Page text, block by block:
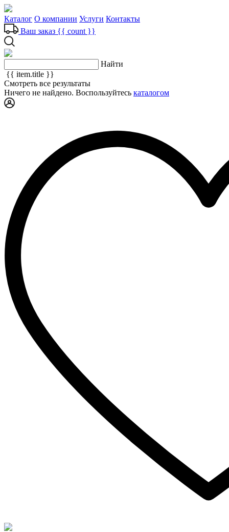
Каталог О компании Услуги Контакты
Ваш заказ {{ count }}
Найти
{{ item.title }}
Смотреть все результаты
Ничего не найдено. Воспользуйтесь каталогом